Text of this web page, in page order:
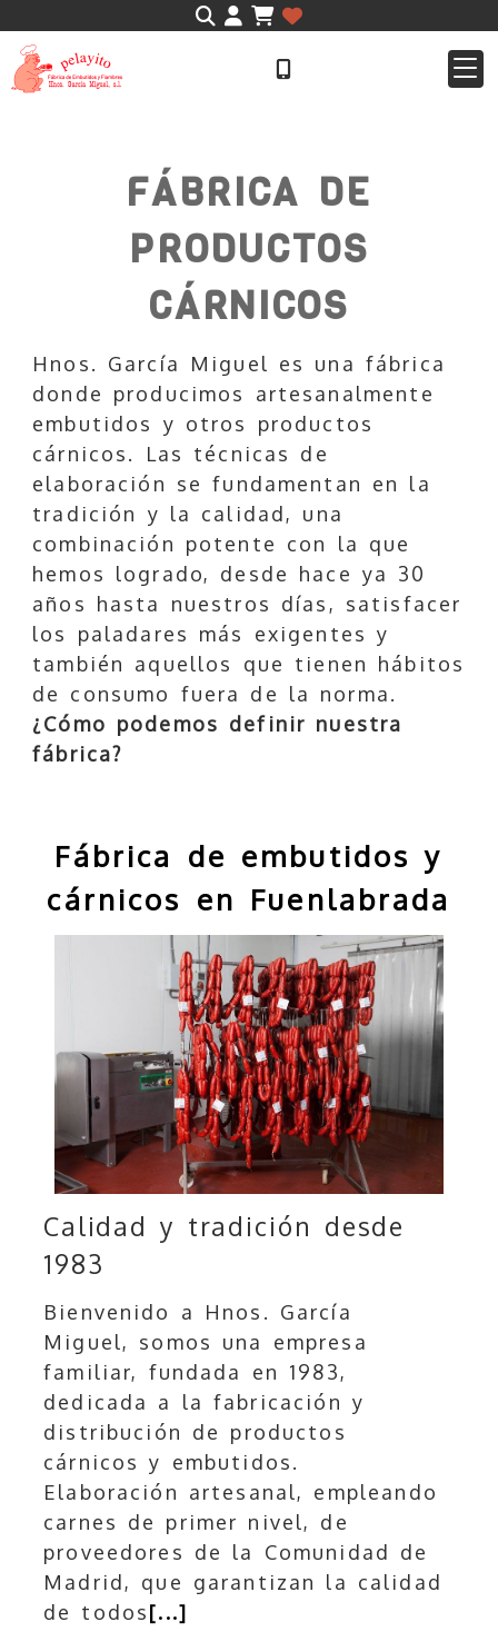
Identifícate
FÁBRICA DE
PRODUCTOS
CÁRNICOS
Hnos. García Miguel es una fábrica
donde producimos artesanalmente
embutidos y otros productos
cárnicos. Las técnicas de
elaboración se fundamentan en la
tradición y la calidad, una
combinación potente con la que
hemos logrado, desde hace ya 30
años hasta nuestros días, satisfacer
los paladares más exigentes y
también aquellos que tienen hábitos
de consumo fuera de la norma.
¿Cómo podemos definir nuestra
fábrica?
Fábrica de embutidos y
cárnicos en Fuenlabrada
Calidad y tradición desde
1983
Bienvenido a Hnos. García
Miguel, somos una empresa
familiar, fundada en 1983,
dedicada a la fabricación y
distribución de productos
cárnicos y embutidos.
Elaboración artesanal, empleando
carnes de primer nivel, de
proveedores de la Comunidad de
Madrid, que garantizan la calidad
de todos[...]